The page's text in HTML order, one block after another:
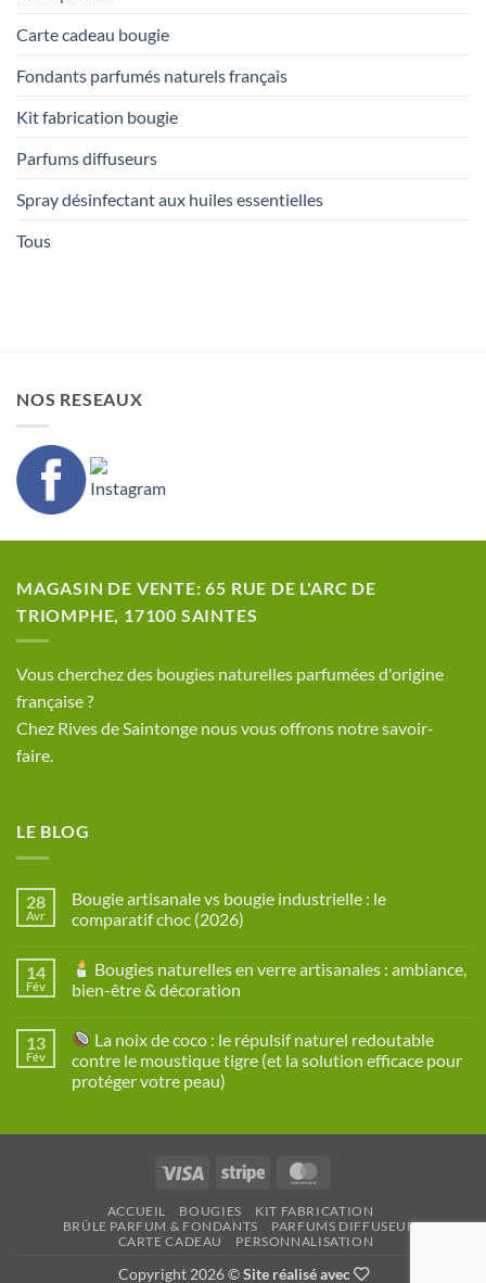
Carte cadeau bougie
Fondants parfumés naturels français
Kit fabrication bougie
Parfums diffuseurs
Spray désinfectant aux huiles essentielles
Tous
NOS RESEAUX
MAGASIN DE VENTE: 65 RUE DE L'ARC DE
TRIOMPHE, 17100 SAINTES
​Vous cherchez des bougies naturelles parfumées d'origine
française ?
Chez Rives de Saintonge nous vous offrons notre savoir-
faire.
LE BLOG
28
Avr
Bougie artisanale vs bougie industrielle : le
comparatif choc (2026)
sur
Bougie
artisanale
industrielle
le
comparatif
choc
14
Fév
Bougies naturelles en verre artisanales : ambiance,
bien-être & décoration
sur
Bougies
naturelles
en
:
décoration
13
Fév
La noix de coco : le répulsif naturel redoutable
contre le moustique tigre (et la solution efficace pour
protéger votre peau)
le
redoutable
Visa Stripe
ACCUEIL BOUGIES
KIT FABRICATION
BRÛLE PARFUM & FONDANTS
PARFUMS DIFFUSEURS
CARTE CADEAU
PERSONNALISATION
Copyright 2026 ©Site réalisé avec